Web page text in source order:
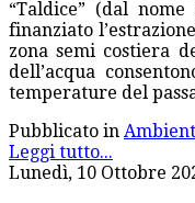
“Taldice” (dal
finanziato
zona semi costiera
dell’acqua
temperature del
Pubblicato in
Leggi tutto...
Lunedì, 10 Ottobre